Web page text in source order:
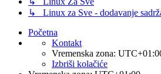
↳ Linux za Sve - dodavanje
Početna
Kontakt
Vremenska zona:
Izbriši kolačiće